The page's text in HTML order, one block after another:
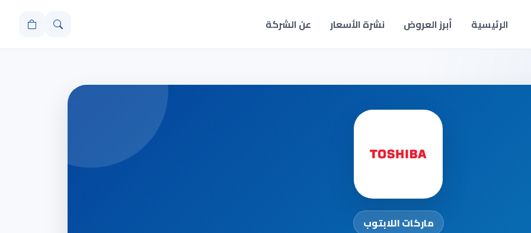
الرئيسية أبرز العروض نشرة الأسعار عن الشركة
ماركات اللابتوب